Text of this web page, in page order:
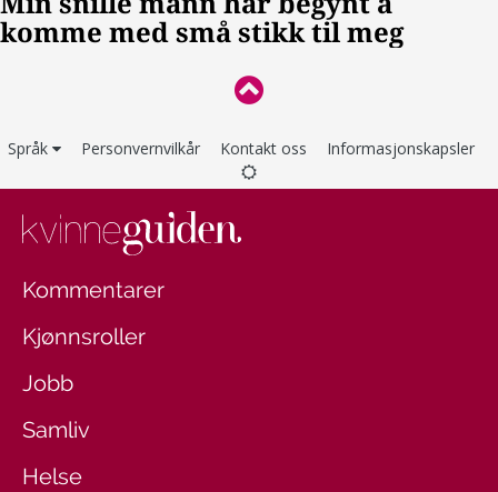
Språk Personvernvilkår Kontakt oss Informasjonskapsler
Kommentarer
Kjønnsroller
Jobb
Samliv
Helse